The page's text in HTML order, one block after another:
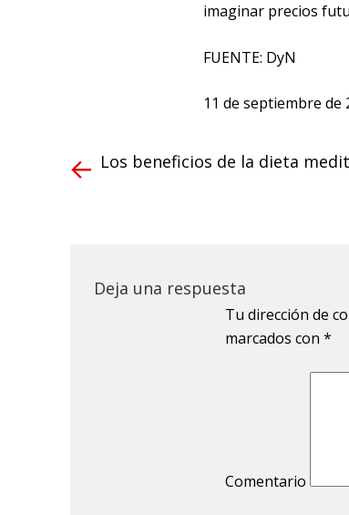
imaginar precios
FUENTE: DyN
11 de septiembre de
Los beneficios de la dieta
Deja una respuesta
Tu dirección de
marcados con *
Comentario